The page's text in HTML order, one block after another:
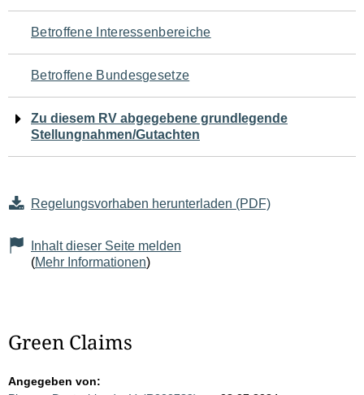
für
den
Seiteninhalt
Betroffene Interessenbereiche
Betroffene Bundesgesetze
Zu diesem RV abgegebene grundlegende
Stellungnahmen/Gutachten
Regelungsvorhaben herunterladen (PDF)
Inhalt dieser Seite melden
(Mehr Informationen)
Green Claims
Angegeben von: